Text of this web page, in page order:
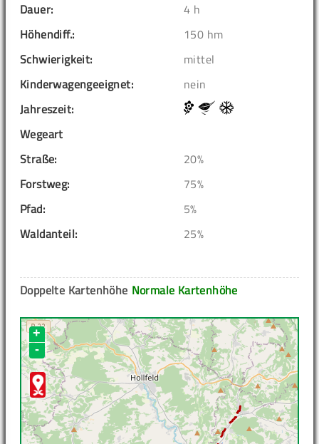
Dauer:
4 h
Höhendiff.:
150 hm
Schwierigkeit:
mittel
Kinderwagengeeignet:
nein
Jahreszeit:
Wegeart
Straße:
20%
Forstweg:
75%
Pfad:
5%
Waldanteil:
25%
Normale Kartenhöhe
Doppelte Kartenhöhe
+
-